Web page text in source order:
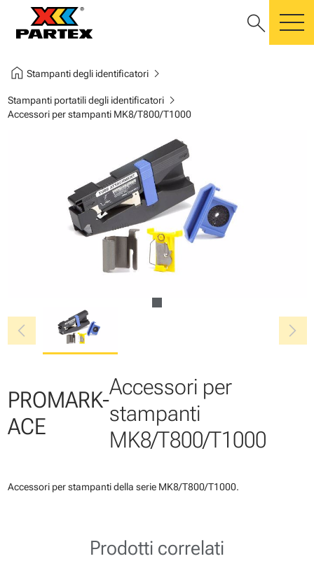
search
home Stampanti degli identificatorichevron_right
Stampanti portatili degli identificatorichevron_right
Accessori per stampanti MK8/T800/T1000
chevron_left chevron_right
PROMARK-
ACE
Accessori per
stampanti
MK8/T800/T1000
Accessori per stampanti della serie MK8/T800/T1000.
Prodotti correlati